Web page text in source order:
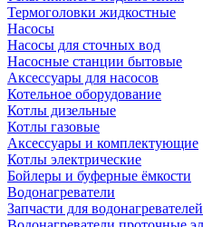
Термоголовки жидкостные
Насосы
Насосы для сточных вод
Насосные станции бытовые
Аксессуары для насосов
Котельное оборудование
Котлы дизельные
Котлы газовые
Аксессуары и комплектующие
Котлы электрические
Бойлеры и буферные ёмкости
Водонагреватели
Запчасти для водонагревателей